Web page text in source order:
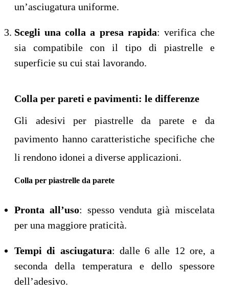
un’asciugatura uniforme.
Scegli una colla a presa rapida: verifica che
sia compatibile con il tipo di piastrelle e
superficie su cui stai lavorando.
Colla per pareti e pavimenti: le differenze
Gli adesivi per piastrelle da parete e da
pavimento hanno caratteristiche specifiche che
li rendono idonei a diverse applicazioni.
Colla per piastrelle da parete
Pronta all’uso: spesso venduta già miscelata
per una maggiore praticità.
Tempi di asciugatura: dalle 6 alle 12 ore, a
seconda della temperatura e dello spessore
dell’adesivo.